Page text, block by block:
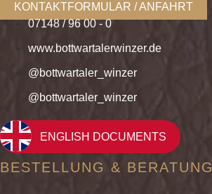
KONTAKTFORMULAR / ANFAHRT
07148 / 96 00 - 0
www.bottwartalerwinzer.de
@bottwartaler_winzer
@bottwartaler_winzer
ENGLISH DOCUMENTS
BESTELLUNG & BERATUNG